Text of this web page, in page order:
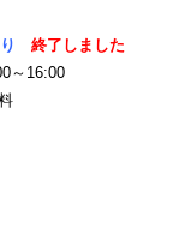
り 終了しました
～16:00